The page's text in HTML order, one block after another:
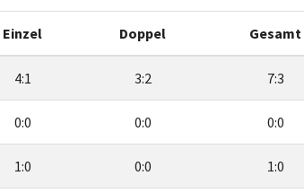
Einzel Doppel Gesamt
4:1 3:2 7:3
0:0 0:0 0:0
1:0 0:0 1:0